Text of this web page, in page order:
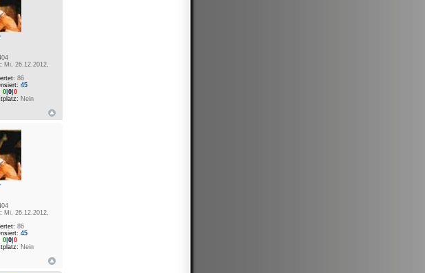
Mi, 26.12.2012,
86
45
0 0 0
Nein
Mi, 26.12.2012,
86
45
0 0 0
Nein